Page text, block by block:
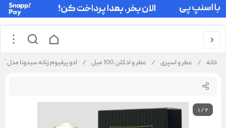
خانه / عطر و اسپری / عطر و ادکلن 100 میل / ادو پرفیوم زنانه سیدونا مدل TITANIA NIGHT حجم 100 میلی لیتر
1/2